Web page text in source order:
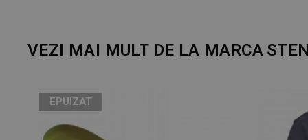
VEZI MAI MULT DE LA MARCA
EPUIZAT